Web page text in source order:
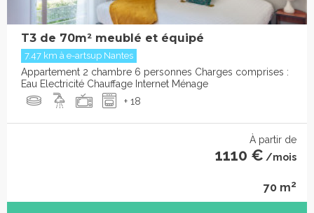
T3 de 70m² meublé et équipé
7.47 km à e-artsup Nantes
Appartement 2 chambre 6 personnes Charges comprises :
Eau Electricité Chauffage Internet Ménage
+ 18
À partir de
1110 € /mois
70 m2